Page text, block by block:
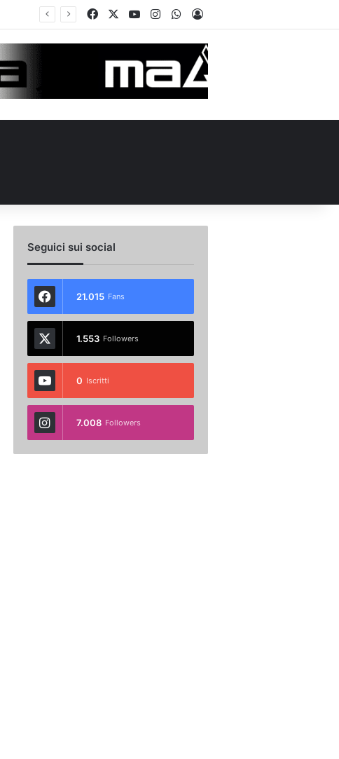
FacebookYou TubeInstagramWhatsApp
Accedi
Seguici sui social
21.015 Fans
1.553 Followers
0 Iscritti
7.008 Followers